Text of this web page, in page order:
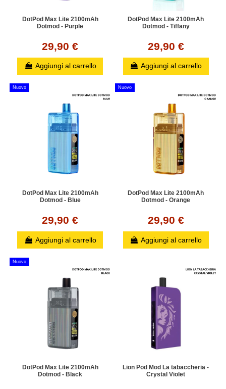
DotPod Max Lite 2100mAh
Dotmod - Purple
29,90 €
Aggiungi al carrello
DotPod Max Lite 2100mAh
Dotmod - Tiffany
29,90 €
Aggiungi al carrello
Nuovo
DotPod Max Lite 2100mAh
Dotmod - Blue
29,90 €
Aggiungi al carrello
Nuovo
DotPod Max Lite 2100mAh
Dotmod - Orange
29,90 €
Aggiungi al carrello
Nuovo
DotPod Max Lite 2100mAh
Dotmod - Black
Lion Pod Mod La tabaccheria -
Crystal Violet